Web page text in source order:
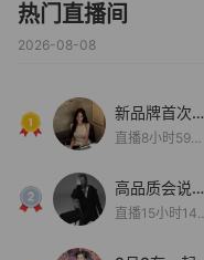
热门直播间
2026-08-08
新品牌首次大
上新
直播8小时59分
高品质会说
话….
直播15小时14